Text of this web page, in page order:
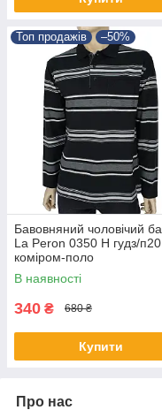
Топ продажів –50%
Бавовняний чоловічий
La Peron 0350 H гудз/
коміром-поло
В наявності
340 ₴ 680 ₴
Купити
Про нас